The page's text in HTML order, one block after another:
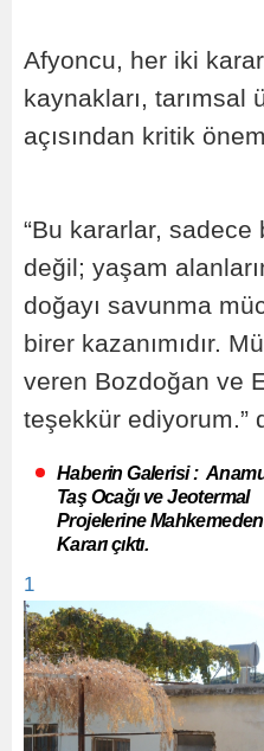
Afyoncu, her iki
kaynakları, tarımsal
açısından kritik
“Bu kararlar,
değil; yaşam
doğayı savunma
birer kazanımıdır.
veren Bozdoğan ve
teşekkür ediyorum.”
Haberin Galerisi :
Taş Ocağı ve Jeotermal
Projelerine
Kararı çıktı.
1